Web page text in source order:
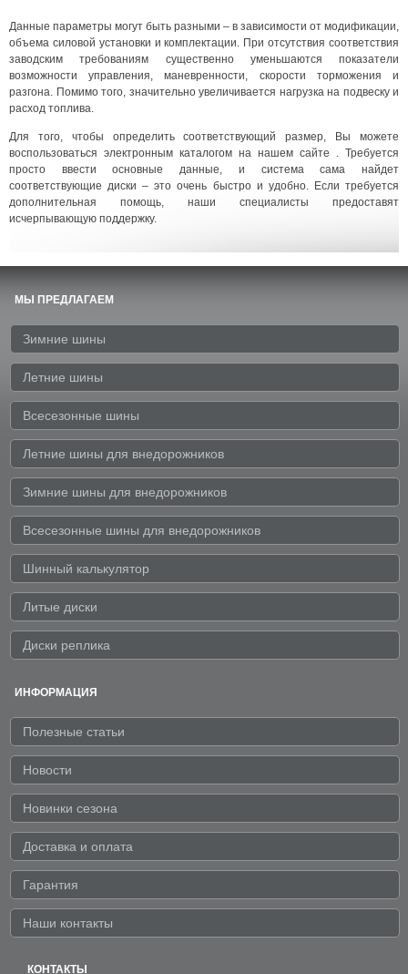
Данные параметры могут быть разными – в зависимости от модификации,
объема силовой установки и комплектации. При отсутствия соответствия
заводским требованиям существенно уменьшаются показатели
возможности управления, маневренности, скорости торможения и
разгона. Помимо того, значительно увеличивается нагрузка на подвеску и
расход топлива.
Для того, чтобы определить соответствующий размер, Вы можете
воспользоваться электронным каталогом на нашем сайте . Требуется
просто ввести основные данные, и система сама найдет
соответствующие диски – это очень быстро и удобно. Если требуется
дополнительная помощь, наши специалисты предоставят
исчерпывающую поддержку.
МЫ ПРЕДЛАГАЕМ
Зимние шины
Летние шины
Всесезонные шины
Летние шины для внедорожников
Зимние шины для внедорожников
Всесезонные шины для внедорожников
Шинный калькулятор
Литые диски
Диски реплика
ИНФОРМАЦИЯ
Полезные статьи
Новости
Новинки сезона
Доставка и оплата
Гарантия
Наши контакты
КОНТАКТЫ